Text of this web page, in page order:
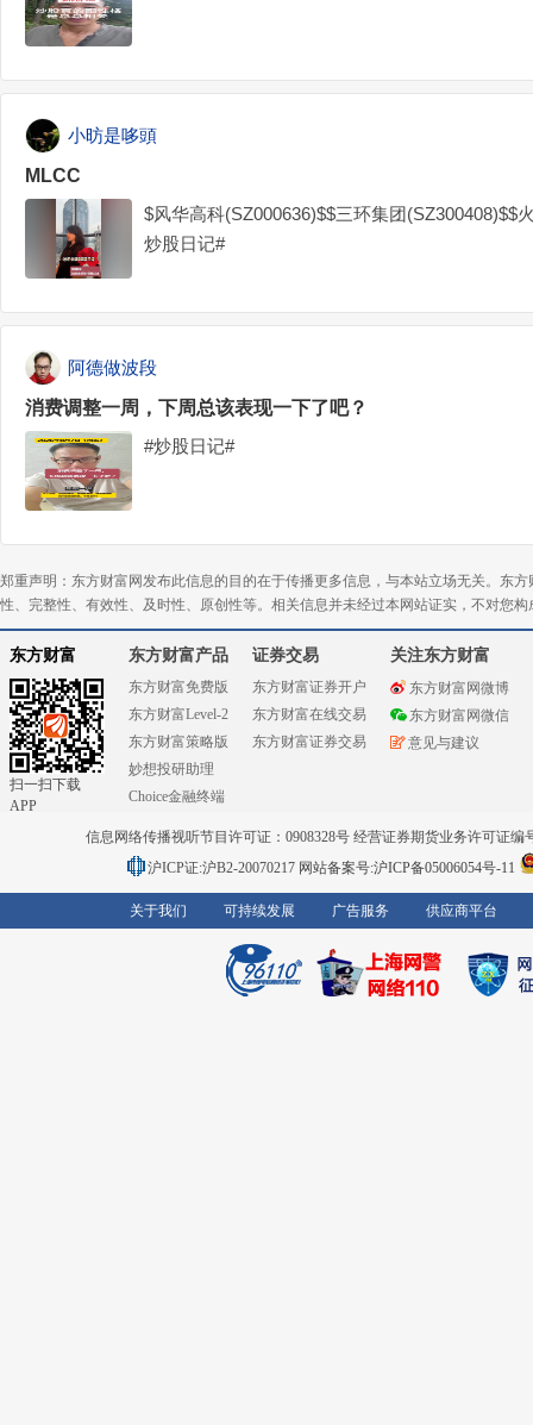
小昉是哆頭
MLCC
$风华高科(SZ000636)$$三环集团(SZ300408)$$
炒股日记#
阿德做波段
消费调整一周，下周总该表现一下了吧？
#炒股日记#
郑重声明：东方财富网发布此信息的目的在于传播更多信息，与本站立场无关。东
性、完整性、有效性、及时性、原创性等。相关信息并未经过本网站证实，不对您
东方财富
扫一扫下载
APP
东方财富产品
东方财富免费版
东方财富Level-2
东方财富策略版
妙想投研助理
Choice金融终端
证券交易
东方财富证券开户
东方财富在线交易
东方财富证券交易
关注东方财富
东方财富网微博
东方财富网微信
意见与建议
信息网络传播视听节目许可证：0908328号 经营证券期货业务许可证编
沪ICP证:沪B2-20070217 网站备案号:沪ICP备05006054号-11
关于我们 可持续发展 广告服务 供应商平台